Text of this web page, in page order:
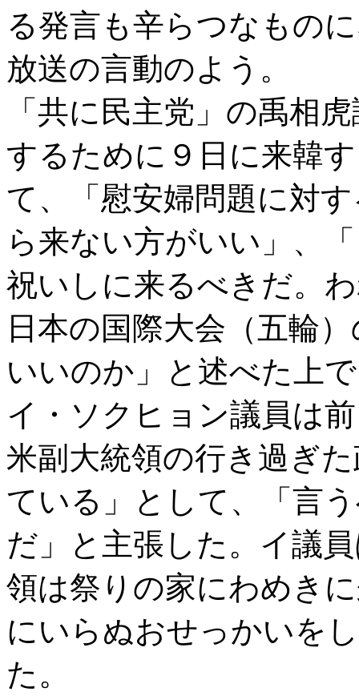
る発言も辛らつなもの
放送の言動のよう。
「共に民主党」の禹相
するために９日に来韓
て、「慰安婦問題に対
ら来ない方がいい」、
祝いしに来るべきだ。
日本の国際大会（五輪
いいのか」と述べた上
イ・ソクヒョン議員は
米副大統領の行き過ぎ
ている」として、「言
だ」と主張した。イ議
領は祭りの家にわめき
にいらぬおせっかいを
た。